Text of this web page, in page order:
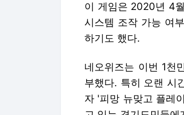
이 게임은 2020년 4
시스템 조작 가능 여
하기도 했다.
네오위즈는 이번 1천
부했다. 특히 오랜 시
자 '피망 뉴맞고 플레